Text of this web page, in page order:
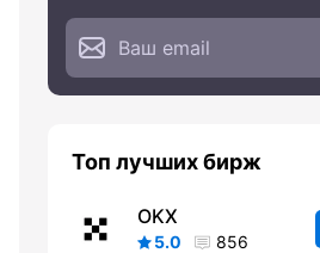
Топ лучших бирж
OKX
5.0 856